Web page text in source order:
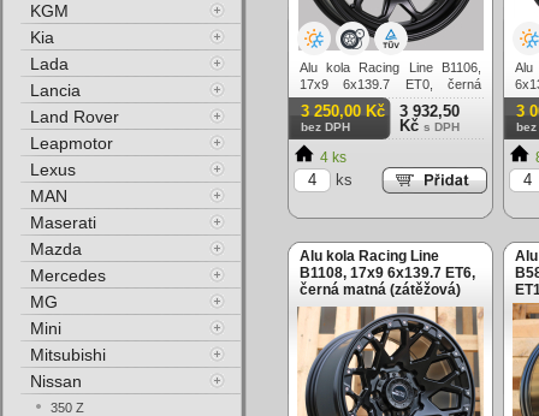
Alu kola Racing Line B1106,
17x9 6x139.7 ET0, černá
matná (zátěžová)
3 250,00 Kč
bez DPH
3 932,50
Kč s DPH
4 ks
ks
Alu
3
bez
Alu kola Racing Line
B1108, 17x9 6x139.7 ET6,
černá matná (zátěžová)
KGM
Kia
Lada
Lancia
Land Rover
Leapmotor
Lexus
MAN
Maserati
Mazda
Mercedes
MG
Mini
Mitsubishi
Nissan
350 Z